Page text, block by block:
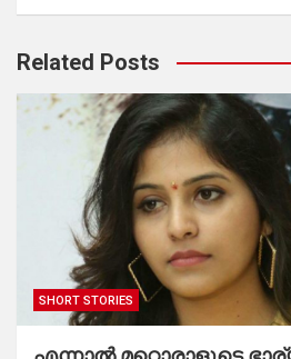
Related Posts
SHORT STORIES